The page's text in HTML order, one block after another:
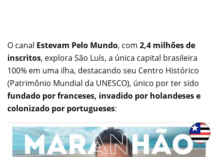
O canal Estevam Pelo Mundo, com 2,4 milhões de
inscritos, explora São Luís, a única capital brasileira
100% em uma ilha, destacando seu Centro Histórico
(Patrimônio Mundial da UNESCO), único por ter sido
fundado por franceses, invadido por holandeses e
colonizado por portugueses: